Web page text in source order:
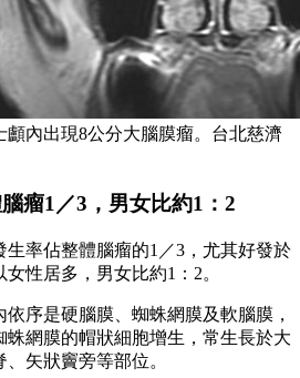
顱內出現8公分大腦膜瘤。台北慈濟
瘤1／3，男女比約1：2
率佔整體腦瘤的1／3，尤其好發於
性居多，男女比約1：2。
序是硬腦膜、蜘蛛網膜及軟腦膜，
蛛網膜的帽狀細胞增生，常生長於大
矢狀竇旁等部位。